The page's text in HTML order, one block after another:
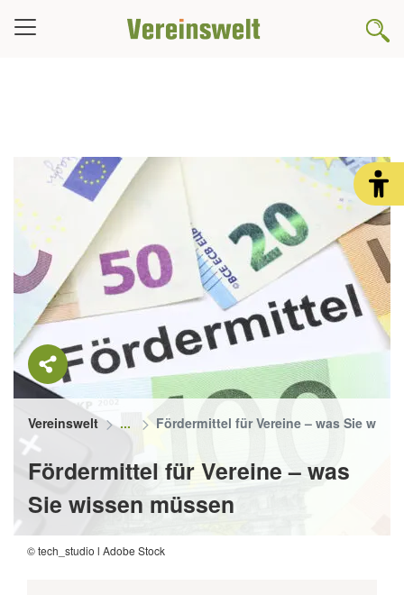
Vereinswelt Fördermittel für Vereine – was Sie
Fördermittel für Vereine – was
Sie wissen müssen
© tech_studio l Adobe Stock